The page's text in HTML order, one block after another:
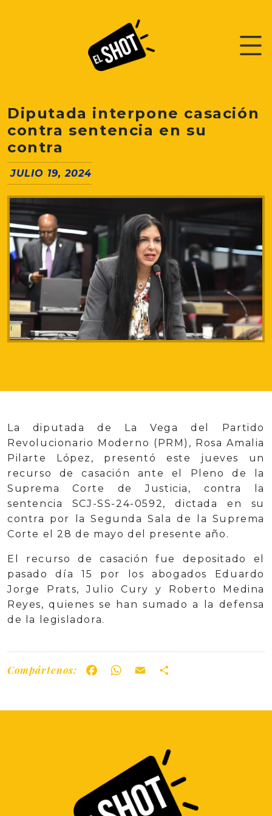
Diputada interpone casación
contra sentencia en su
contra
JULIO 19, 2024
La diputada de La Vega del Partido
Revolucionario Moderno (PRM), Rosa Amalia
Pilarte López, presentó este jueves un
recurso de casación ante el Pleno de la
Suprema Corte de Justicia, contra la
sentencia SCJ-SS-24-0592, dictada en su
contra por la Segunda Sala de la Suprema
Corte el 28 de mayo del presente año.
El recurso de casación fue depositado el
pasado día 15 por los abogados Eduardo
Jorge Prats, Julio Cury y Roberto Medina
Reyes, quienes se han sumado a la defensa
de la legisladora.
Compártenos: FacebookWhatsApp
Email